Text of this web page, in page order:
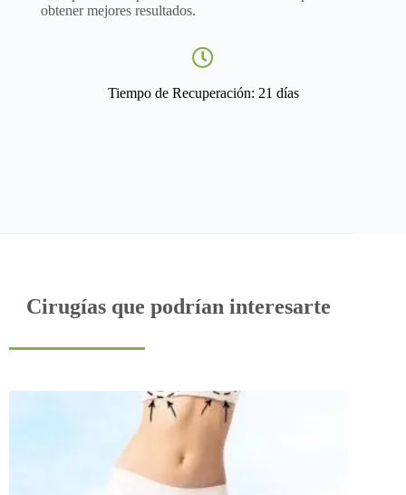
obtener mejores resultados.
Tiempo de Recuperación: 21 días
Cirugías que podrían interesarte